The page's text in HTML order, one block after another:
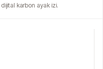
karbon ayak izi.